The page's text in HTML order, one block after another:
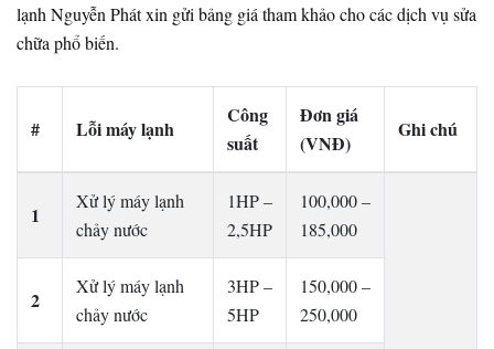
lạnh Nguyễn Phát xin gửi bảng giá tham khảo cho các dịch vụ sửa
chữa phổ biến.
# Lỗi máy lạnh
Công
suất
Đơn giá
(VNĐ)
Ghi chú
1
Xử lý máy lạnh
chảy nước
1HP –
2,5HP
100,000 –
185,000
2
Xử lý máy lạnh
chảy nước
3HP –
5HP
150,000 –
250,000